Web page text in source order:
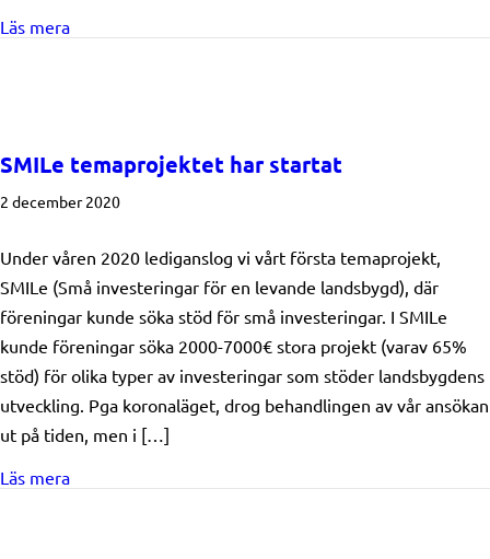
Läs meraabout God Jul!
SMILe temaprojektet har startat
2 december 2020
Under våren 2020 lediganslog vi vårt första temaprojekt,
SMILe (Små investeringar för en levande landsbygd), där
föreningar kunde söka stöd för små investeringar. I SMILe
kunde föreningar söka 2000-7000€ stora projekt (varav 65%
stöd) för olika typer av investeringar som stöder landsbygdens
utveckling. Pga koronaläget, drog behandlingen av vår ansökan
ut på tiden, men i […]
Läs meraabout SMILe temaprojektet har startat